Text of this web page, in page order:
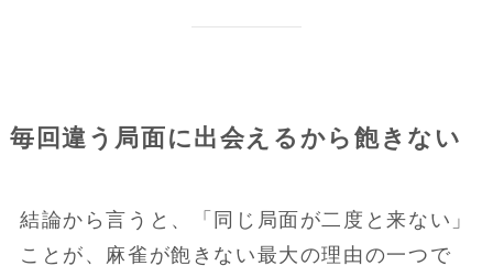
毎回違う局面に出会えるから飽きない
結論から言うと、「同じ局面が二度と来ない」
ことが、麻雀が飽きない最大の理由の一つで